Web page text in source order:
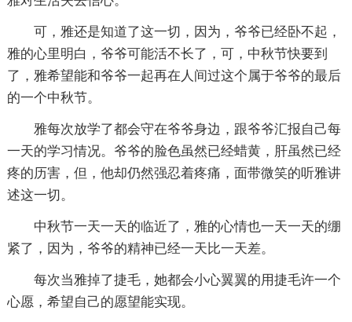
可，雅还是知道了这一切，因为，爷爷已经卧不起，
雅的心里明白，爷爷可能活不长了，可，中秋节快要到
了，雅希望能和爷爷一起再在人间过这个属于爷爷的最后
的一个中秋节。
雅每次放学了都会守在爷爷身边，跟爷爷汇报自己每
一天的学习情况。爷爷的脸色虽然已经蜡黄，肝虽然已经
疼的历害，但，他却仍然强忍着疼痛，面带微笑的听雅讲
述这一切。
中秋节一天一天的临近了，雅的心情也一天一天的绷
紧了，因为，爷爷的精神已经一天比一天差。
每次当雅掉了捷毛，她都会小心翼翼的用捷毛许一个
心愿，希望自己的愿望能实现。